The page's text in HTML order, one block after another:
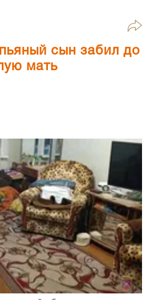
сын забил до
мать